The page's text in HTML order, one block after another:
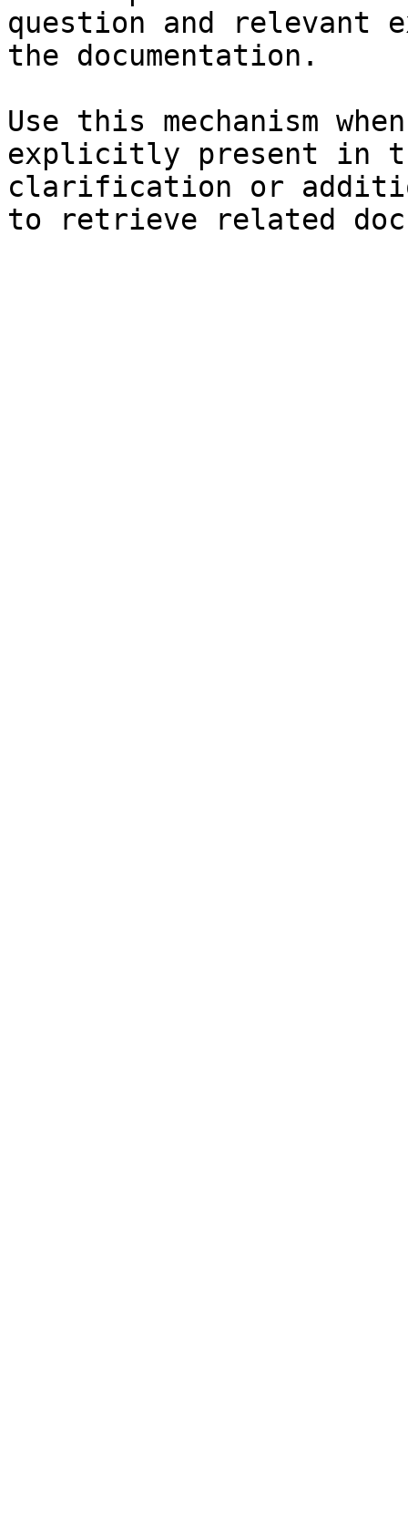
question and relevant
the documentation.
Use this mechanism
explicitly present in
clarification or